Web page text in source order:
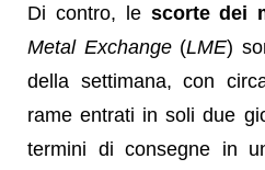
Di contro, le scorte dei
Metal Exchange(LME)
della settimana, con
rame entrati in soli due
termini di consegne in